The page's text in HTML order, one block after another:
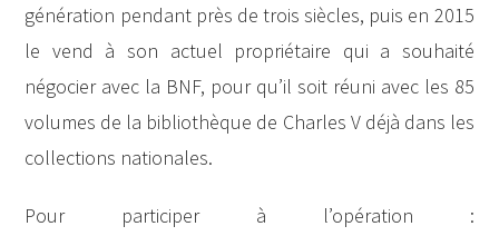
génération pendant près de trois siècles, puis en 2015
le vend à son actuel propriétaire qui a souhaité
négocier avec la BNF, pour qu’il soit réuni avec les 85
volumes de la bibliothèque de Charles V déjà dans les
collections nationales.
Pour participer à l’opération :